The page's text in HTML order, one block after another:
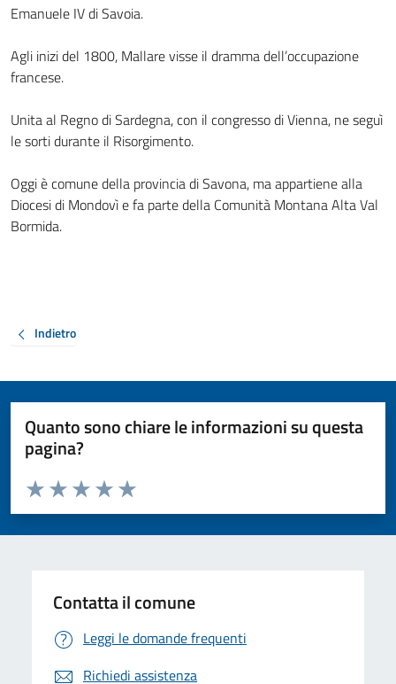
Emanuele IV di Savoia.
Agli inizi del 1800, Mallare visse il dramma dell’occupazione
francese.
Unita al Regno di Sardegna, con il congresso di Vienna, ne seguì
le sorti durante il Risorgimento.
Oggi è comune della provincia di Savona, ma appartiene alla
Diocesi di Mondovì e fa parte della Comunità Montana Alta Val
Bormida.
Indietro
Quanto sono chiare le informazioni su questa
pagina?
Valuta da 1 a 5 stelle la pagina
Valuta 5 stelle su 5
Valuta 4 stelle su 5
Valuta 3 stelle su 5
Valuta 2 stelle su 5
Valuta 1 stelle su 5
Contatta il comune
Leggi le domande frequenti
Richiedi assistenza